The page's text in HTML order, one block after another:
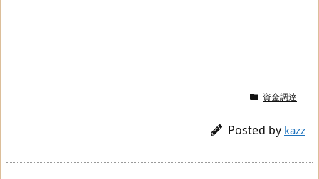
資金調達
Posted by kazz